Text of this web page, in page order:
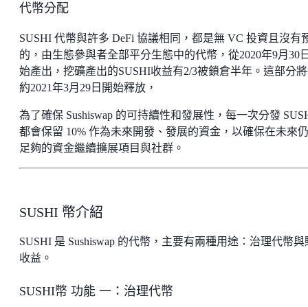
代幣分配
SUSHI 代幣與許多 DeFi 協議相同，都是無 VC 投資且沒有
的，由生態參與者全部平分生態中的代幣，從2020年9月30
始產出，挖礦產出的SUSHI收益有2/3被鎖倉半年。這部分
約2021年3月29日開始釋放，
為了確保 Sushiswap 的可持續性和發展性，每一次分發
都會保留 10% 作為未來開發、發展的資金，以確保在未來
足夠的資金繼續擴展項目與社群。
SUSHI 幣介紹
SUSHI 是 Sushiswap 的代幣，主要有兩種用途：治理代幣與
收益。
SUSHI幣 功能 一：治理代幣